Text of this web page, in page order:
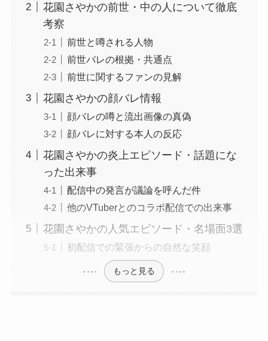
花園さやかの前世・中の人について徹底
考察
前世と噂される人物
前世バレの根拠・共通点
前世に関するファンの見解
花園さやかの顔バレ情報
顔バレの噂と流出画像の真偽
顔バレに対する本人の反応
花園さやかの炎上エピソード・話題にな
った出来事
配信中の発言が議論を呼んだ件
他のVTuberとのコラボ配信での出来事
花園さやかの人気エピソード・名場面3選
初配信での緊張からの自然な笑顔
もっと見る